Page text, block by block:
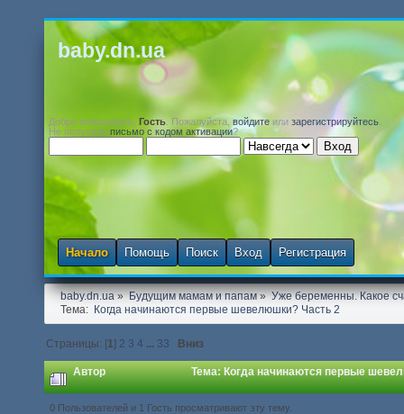
baby.dn.ua
Добро пожаловать, Гость . Пожалуйста,войдите или зарегистрируйтесь
Не получили письмо с кодом активации?
Начало Помощь Поиск Вход Регистрация
baby.dn.ua» Будущим мамам и папам» Уже беременны. Какое
Тема: Когда начинаются первые шевелюшки? Часть 2
Страницы: [1] 2 3 4 ... 33 Вниз
Автор Тема: Когда начинаются первые
0 Пользователей и 1 Гость просматривают эту тему.